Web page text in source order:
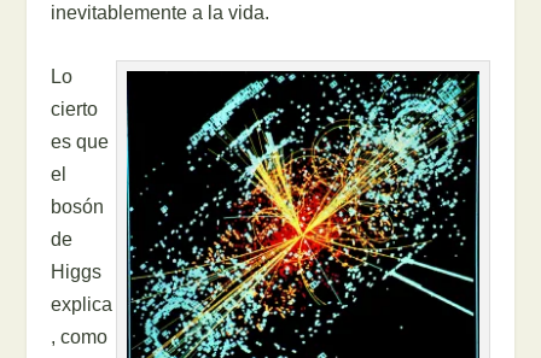
inevitablemente a la vida.
Lo
cierto
es que
el
bosón
de
Higgs
explica
, como